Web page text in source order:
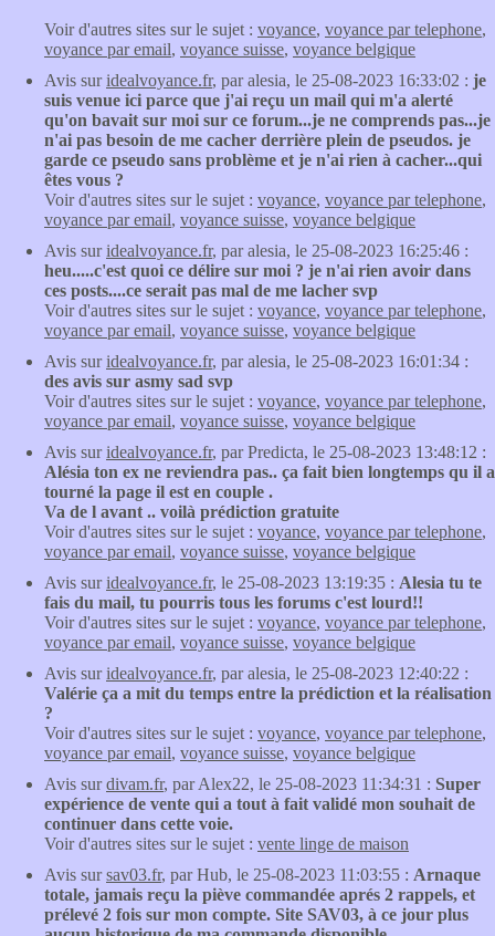
Voir d'autres sites sur le sujet : voyance, voyance par telephone,
voyance par email, voyance suisse, voyance belgique
Avis suridealvoyance.fr, par alesia, le 25-08-2023 16:33:02 : je
suis venue ici parce que j'ai reçu un mail qui m'a alerté
qu'on bavait sur moi sur ce forum...je ne comprends pas...je
n'ai pas besoin de me cacher derrière plein de pseudos. je
garde ce pseudo sans problème et je n'ai rien à cacher...qui
êtes vous ?
Voir d'autres sites sur le sujet : voyance, voyance par telephone,
voyance par email, voyance suisse, voyance belgique
Avis suridealvoyance.fr, par alesia, le 25-08-2023 16:25:46 :
heu.....c'est quoi ce délire sur moi ? je n'ai rien avoir dans
ces posts....ce serait pas mal de me lacher svp
Voir d'autres sites sur le sujet : voyance, voyance par telephone,
voyance par email, voyance suisse, voyance belgique
Avis suridealvoyance.fr, par alesia, le 25-08-2023 16:01:34 :
des avis sur asmy sad svp
Voir d'autres sites sur le sujet : voyance, voyance par telephone,
voyance par email, voyance suisse, voyance belgique
Avis suridealvoyance.fr, par Predicta, le 25-08-2023 13:48:12 :
Alésia ton ex ne reviendra pas.. ça fait bien longtemps qu il a
tourné la page il est en couple .
Va de l avant .. voilà prédiction gratuite
Voir d'autres sites sur le sujet : voyance, voyance par telephone,
voyance par email, voyance suisse, voyance belgique
Avis suridealvoyance.fr, le 25-08-2023 13:19:35 : Alesia tu te
fais du mail, tu pourris tous les forums c'est lourd!!
Voir d'autres sites sur le sujet : voyance, voyance par telephone,
voyance par email, voyance suisse, voyance belgique
Avis suridealvoyance.fr, par alesia, le 25-08-2023 12:40:22 :
Valérie ça a mit du temps entre la prédiction et la réalisation
?
Voir d'autres sites sur le sujet : voyance, voyance par telephone,
voyance par email, voyance suisse, voyance belgique
Avis surdivam.fr, par Alex22, le 25-08-2023 11:34:31 : Super
expérience de vente qui a tout à fait validé mon souhait de
continuer dans cette voie.
Voir d'autres sites sur le sujet : vente linge de maison
Avis sursav03.fr, par Hub, le 25-08-2023 11:03:55 : Arnaque
totale, jamais reçu la piève commandée aprés 2 rappels, et
prélevé 2 fois sur mon compte. Site SAV03, à ce jour plus